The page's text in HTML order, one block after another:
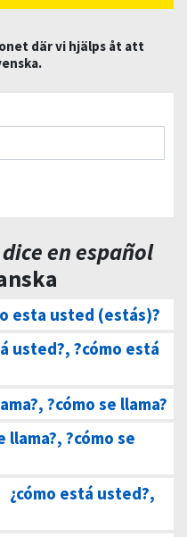
där vi hjälps åt att
en español
esta usted (estás)?
usted?, ?cómo está
?cómo se llama?
llama?, ?cómo se
¿cómo está usted?,